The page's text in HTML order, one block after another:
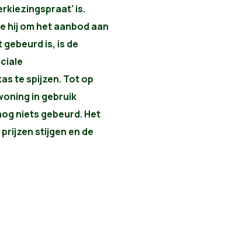
is.
hij om het aanbod aan
is, is de
te spijzen. Tot op
in gebruik
niets gebeurd. Het
stijgen en de